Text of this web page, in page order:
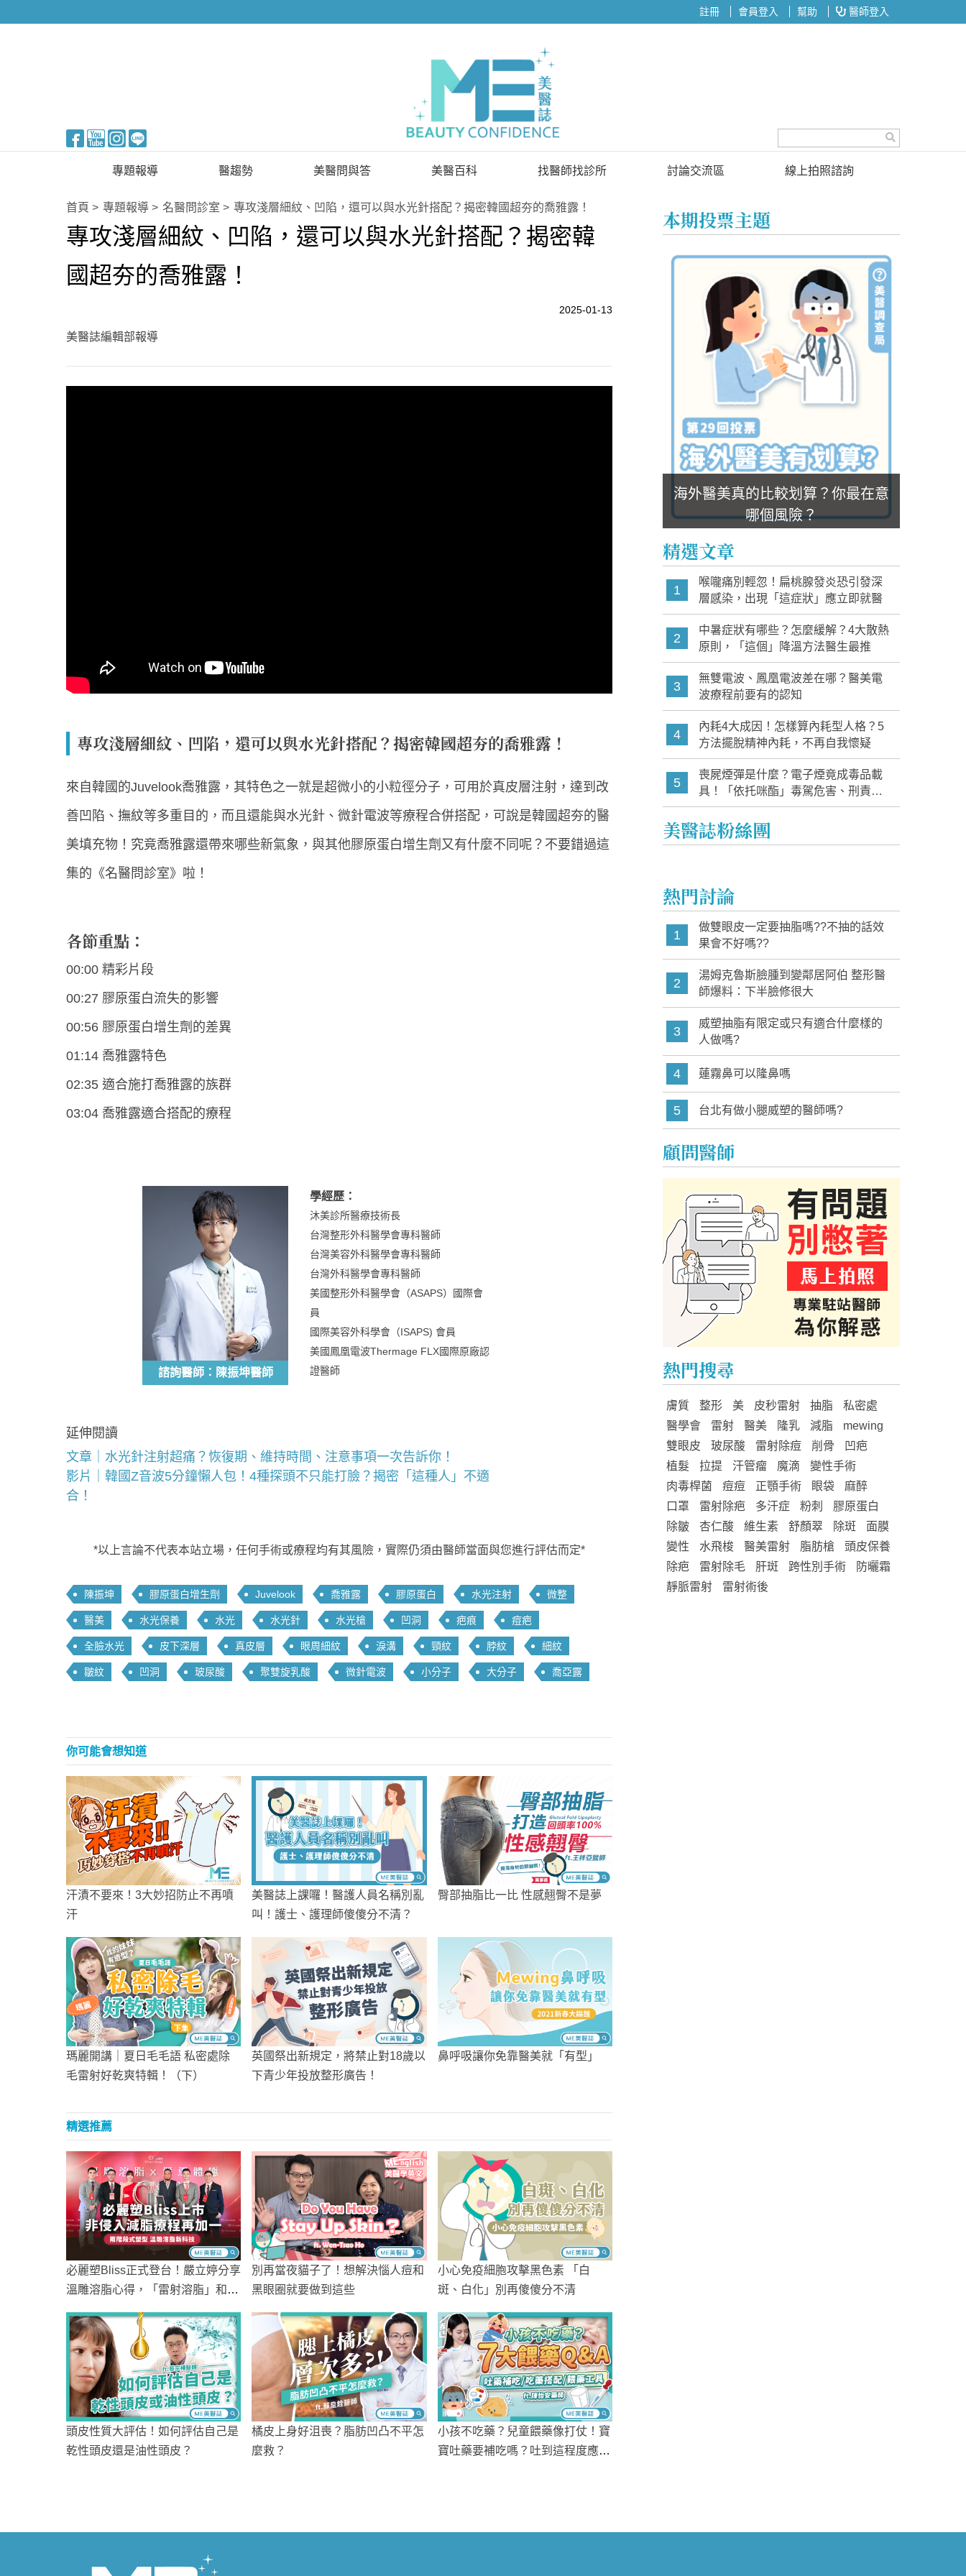
註冊 會員登入 幫助 醫師登入
專題報導
新知快訊
醫美整形
保健醫療
名醫問診室
醫趨勢
美醫FUN知識
國際新知
美醫問與答
已解決問題
待解決問題
美醫百科 找醫師找診所
找醫師
找診所
討論交流區
投票區
線上拍照諮詢
首頁 專題報導 名醫問診室 專攻淺層細紋、凹陷，還可以與水光針搭配？揭密韓國超夯的喬雅露！
專攻淺層細紋、凹陷，還可以與水光針搭配？揭密韓
國超夯的喬雅露！
2025-01-13
美醫誌編輯部報導
專攻淺層細紋、凹陷，還可以與水光針搭配？揭密韓國超夯的喬雅露！
來自韓國的Juvelook喬雅露，其特色之一就是超微小的小粒徑分子，可用於真皮層注射，達到改
善凹陷、撫紋等多重目的，而且還能與水光針、微針電波等療程合併搭配，可說是韓國超夯的醫
美填充物！究竟喬雅露還帶來哪些新氣象，與其他膠原蛋白增生劑又有什麼不同呢？不要錯過這
集的《名醫問診室》啦！
各節重點：
00:00 精彩片段
00:27 膠原蛋白流失的影響
00:56 膠原蛋白增生劑的差異
01:14 喬雅露特色
02:35 適合施打喬雅露的族群
03:04 喬雅露適合搭配的療程
諮詢醫師：陳振坤醫師
學經歷：
沐美診所醫療技術長
台灣整形外科醫學會專科醫師
台灣美容外科醫學會專科醫師
台灣外科醫學會專科醫師
美國整形外科醫學會（ASAPS）國際會
員
國際美容外科學會（ISAPS) 會員
美國鳳凰電波Thermage FLX國際原廠認
證醫師
延伸閱讀
文章｜水光針注射超痛？恢復期、維持時間、注意事項一次告訴你！
影片｜韓國Z音波5分鐘懶人包！4種探頭不只能打臉？揭密「這種人」不適
合！
*以上言論不代表本站立場，任何手術或療程均有其風險，實際仍須由醫師當面與您進行評估而定*
陳振坤 膠原蛋白增生劑 Juvelook 喬雅露 膠原蛋白 水光注射 微整
醫美 水光保養 水光 水光針 水光槍 凹洞 疤痕 痘疤
全臉水光 皮下深層 真皮層 眼周細紋 淚溝 頸紋 脖紋 細紋
皺紋 凹洞 玻尿酸 聚雙旋乳酸 微針電波 小分子 大分子 喬亞露
你可能會想知道
汗漬不要來！3大妙招防止不再噴
汗
美醫誌上課囉！醫護人員名稱別亂
叫！護士、護理師傻傻分不清？
臀部抽脂比一比 性感翹臀不是夢
瑪麗開講｜夏日毛毛語 私密處除
毛雷射好乾爽特輯！（下）
英國祭出新規定，將禁止對18歲以
下青少年投放整形廣告！
鼻呼吸讓你免靠醫美就「有型」
精選推薦
必麗塑Bliss正式登台！嚴立婷分享
溫雕溶脂心得，「雷射溶脂」和
別再當夜貓子了！想解決惱人痘和
黑眼圈就要做到這些
小心免疫細胞攻擊黑色素 「白
斑、白化」別再傻傻分不清
頭皮性質大評估！如何評估自己是
乾性頭皮還是油性頭皮？
橘皮上身好沮喪？脂肪凹凸不平怎
麼救？
小孩不吃藥？兒童餵藥像打仗！寶
寶吐藥要補吃嗎？吐到這程度應就
本期投票主題
海外醫美真的比較划算？你最在意
哪個風險？
精選文章
1
喉嚨痛別輕忽！扁桃腺發炎恐引發深
層感染，出現「這症狀」應立即就醫
2
中暑症狀有哪些？怎麼緩解？4大散熱
原則，「這個」降溫方法醫生最推
3
無雙電波、鳳凰電波差在哪？醫美電
波療程前要有的認知
4
內耗4大成因！怎樣算內耗型人格？5
方法擺脫精神內耗，不再自我懷疑
5
喪屍煙彈是什麼？電子煙竟成毒品載
具！「依托咪酯」毒駕危害、刑責與
家長必知警訊
美醫誌粉絲團
熱門討論
1
做雙眼皮一定要抽脂嗎??不抽的話效
果會不好嗎??
2
湯姆克魯斯臉腫到變鄰居阿伯 整形醫
師爆料：下半臉修很大
3
威塑抽脂有限定或只有適合什麼樣的
人做嗎?
4 蓮霧鼻可以隆鼻嗎
5 台北有做小腿威塑的醫師嗎?
顧問醫師
熱門搜尋
膚質 整形 美 皮秒雷射 抽脂
私密處
醫學會
雷射 醫美 隆乳 減脂
mewing
雙眼皮
玻尿酸 雷射除痘 削骨
凹疤
植髮
拉提 汗管瘤 魔滴
變性手術
肉毒桿菌
痘痘 正顎手術 眼袋
麻醉
口罩
雷射除疤 多汗症 粉刺
膠原蛋白
除皺
杏仁酸 維生素 舒顏翠 除斑
面膜
變性
水飛梭 醫美雷射 脂肪槍
頭皮保養
除疤
雷射除毛 肝斑 跨性別手術
防曬霜
靜脈雷射
雷射術後